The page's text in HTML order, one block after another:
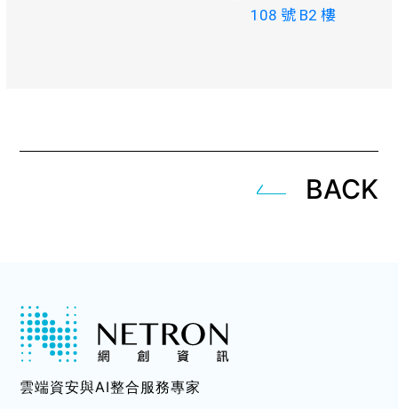
108 號 B2 樓
BACK
雲端資安與AI整合服務專家